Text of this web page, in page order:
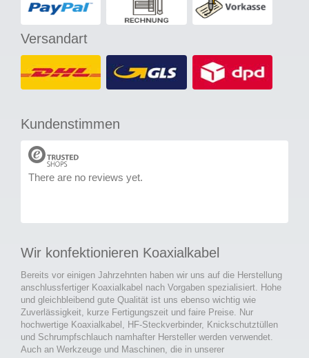
Versandart
Kundenstimmen
There are no reviews yet.
Wir konfektionieren Koaxialkabel
Bereits vor einigen Jahrzehnten haben wir uns auf die Herstellung
anschlussfertiger Koaxialkabel nach Vorgaben spezialisiert. Hohe
und gleichbleibend gute Qualität ist uns ebenso wichtig wie
Zuverlässigkeit, kurze Fertigungszeit und faire Preise. Nur
hochwertige Koaxialkabel, HF-Steckverbinder, Knickschutztüllen
und Schrumpfschlauch namhafter Hersteller werden verwendet.
Auch an Werkzeuge und Maschinen, die in unserer